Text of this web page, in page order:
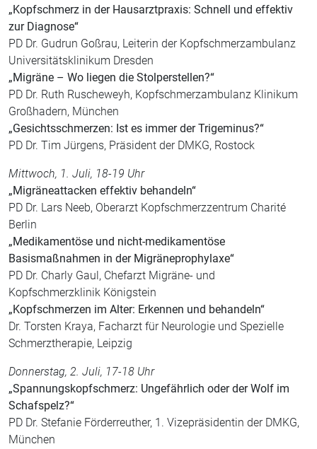
„Kopfschmerz in der Hausarztpraxis: Schnell und effektiv
zur Diagnose“
PD Dr. Gudrun Goßrau, Leiterin der Kopfschmerzambulanz
Universitätsklinikum Dresden
„Migräne – Wo liegen die Stolperstellen?“
PD Dr. Ruth Ruscheweyh, Kopfschmerzambulanz Klinikum
Großhadern, München
„Gesichtsschmerzen: Ist es immer der Trigeminus?“
PD Dr. Tim Jürgens, Präsident der DMKG, Rostock
Mittwoch, 1. Juli, 18-19 Uhr
„Migräneattacken effektiv behandeln“
PD Dr. Lars Neeb, Oberarzt Kopfschmerzzentrum Charité
Berlin
„Medikamentöse und nicht-medikamentöse
Basismaßnahmen in der Migräneprophylaxe“
PD Dr. Charly Gaul, Chefarzt Migräne- und
Kopfschmerzklinik Königstein
„Kopfschmerzen im Alter: Erkennen und behandeln“
Dr. Torsten Kraya, Facharzt für Neurologie und Spezielle
Schmerztherapie, Leipzig
Donnerstag, 2. Juli, 17-18 Uhr
„Spannungskopfschmerz: Ungefährlich oder der Wolf im
Schafspelz?“
PD Dr. Stefanie Förderreuther, 1. Vizepräsidentin der DMKG,
München